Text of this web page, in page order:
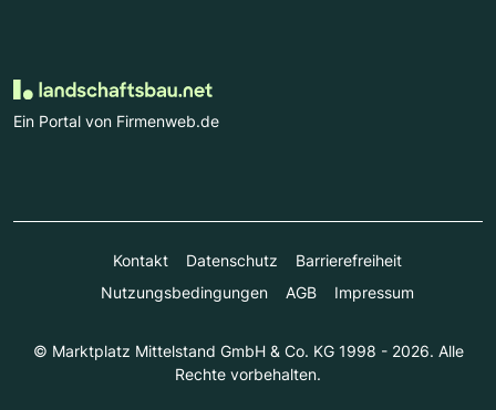
Ein Portal von Firmenweb.de
Kontakt Datenschutz
Barrierefreiheit
Nutzungsbedingungen
AGB Impressum
© Marktplatz Mittelstand GmbH & Co. KG 1998 - 2026. Alle
Rechte vorbehalten.